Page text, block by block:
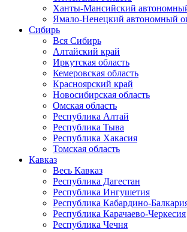
Ханты-Мансийский
Ямало-Ненецкий автономный
Сибирь
Вся Сибирь
Алтайский край
Иркутская область
Кемеровская область
Красноярский край
Новосибирская область
Омская область
Республика Алтай
Республика Тыва
Республика Хакасия
Томская область
Кавказ
Весь Кавказ
Республика Дагестан
Республика Ингушетия
Республика Кабардино-
Республика Карачаево-Черкесия
Республика Чечня